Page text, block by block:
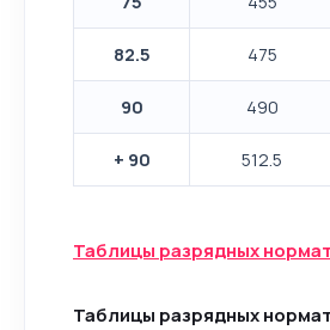
82.5 475
90 490
+ 90 512.5
Таблицы разрядных
Таблицы разрядных